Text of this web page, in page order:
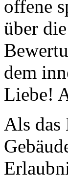
offene
über
dem
Liebe!
Als das